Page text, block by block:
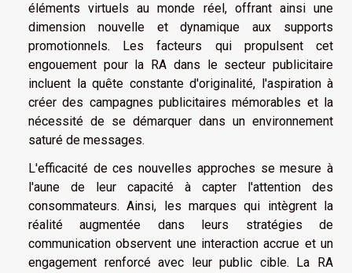
éléments virtuels au monde réel, offrant ainsi une
dimension nouvelle et dynamique aux supports
promotionnels. Les facteurs qui propulsent cet
engouement pour la RA dans le secteur publicitaire
incluent la quête constante d'originalité, l'aspiration à
créer des campagnes publicitaires mémorables et la
nécessité de se démarquer dans un environnement
saturé de messages.
L'efficacité de ces nouvelles approches se mesure à
l'aune de leur capacité à capter l'attention des
consommateurs. Ainsi, les marques qui intègrent la
réalité augmentée dans leurs stratégies de
communication observent une interaction accrue et un
engagement renforcé avec leur public cible. La RA